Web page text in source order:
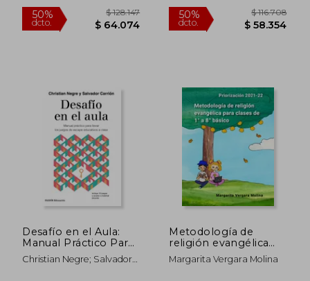
dcto. $ 64.074
50%
dcto. $
Desafío en el Aula:
Manual Práctico Para
Llevar los Juegos de
Escape Educativos a
Christian Negre; Salvador
Metodología de
religión evangélica
para clases de 1° a 8°
básico
Margarita Vergara Molina